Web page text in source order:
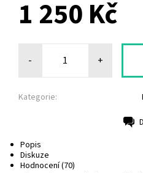
1 250 Kč
- +
Kategorie:
Popis
Diskuze
Hodnocení (70)